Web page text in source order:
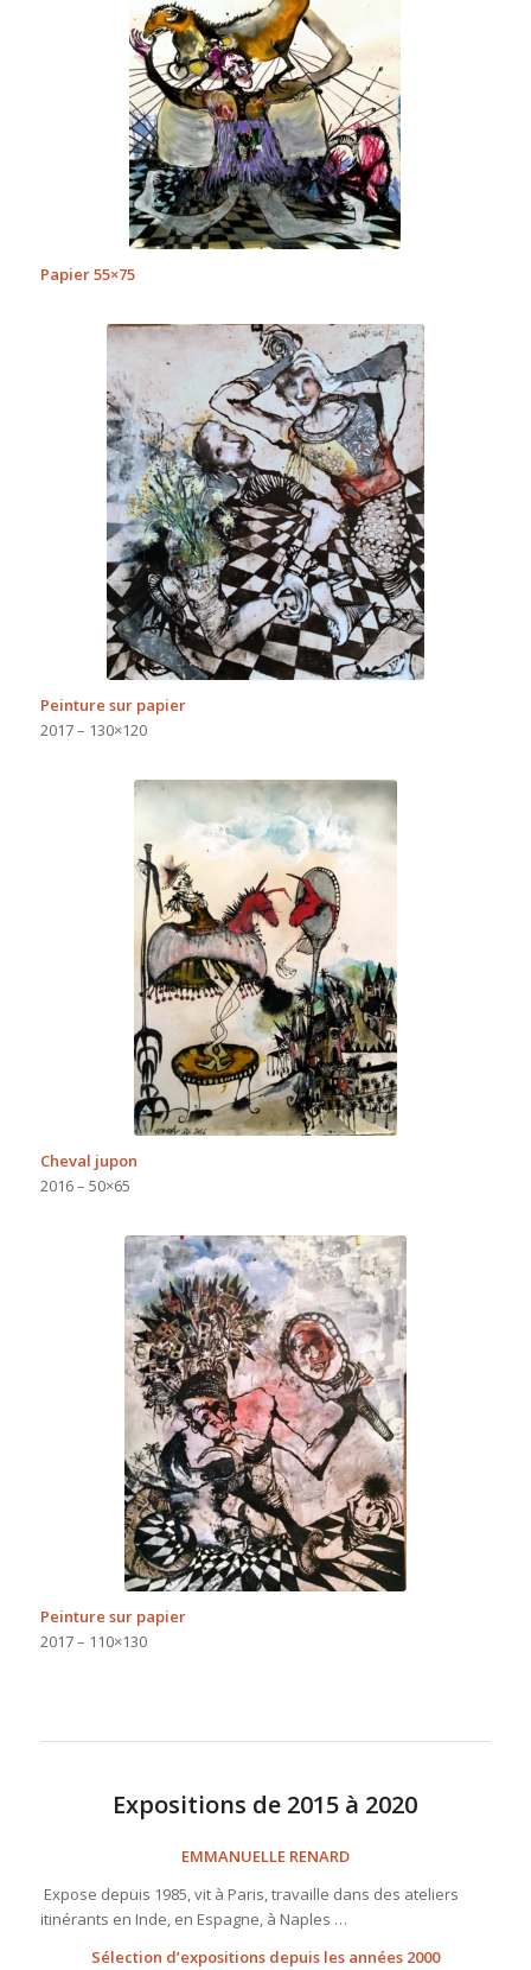
Papier 55×75
Peinture sur papier
2017 – 130×120
Cheval jupon
2016 – 50×65
Peinture sur papier
2017 – 110×130
Expositions de 2015 à 2020
EMMANUELLE RENARD
Expose depuis 1985, vit à Paris, travaille dans des ateliers
itinérants en Inde, en Espagne, à Naples …
Sélection d’expositions depuis les années 2000